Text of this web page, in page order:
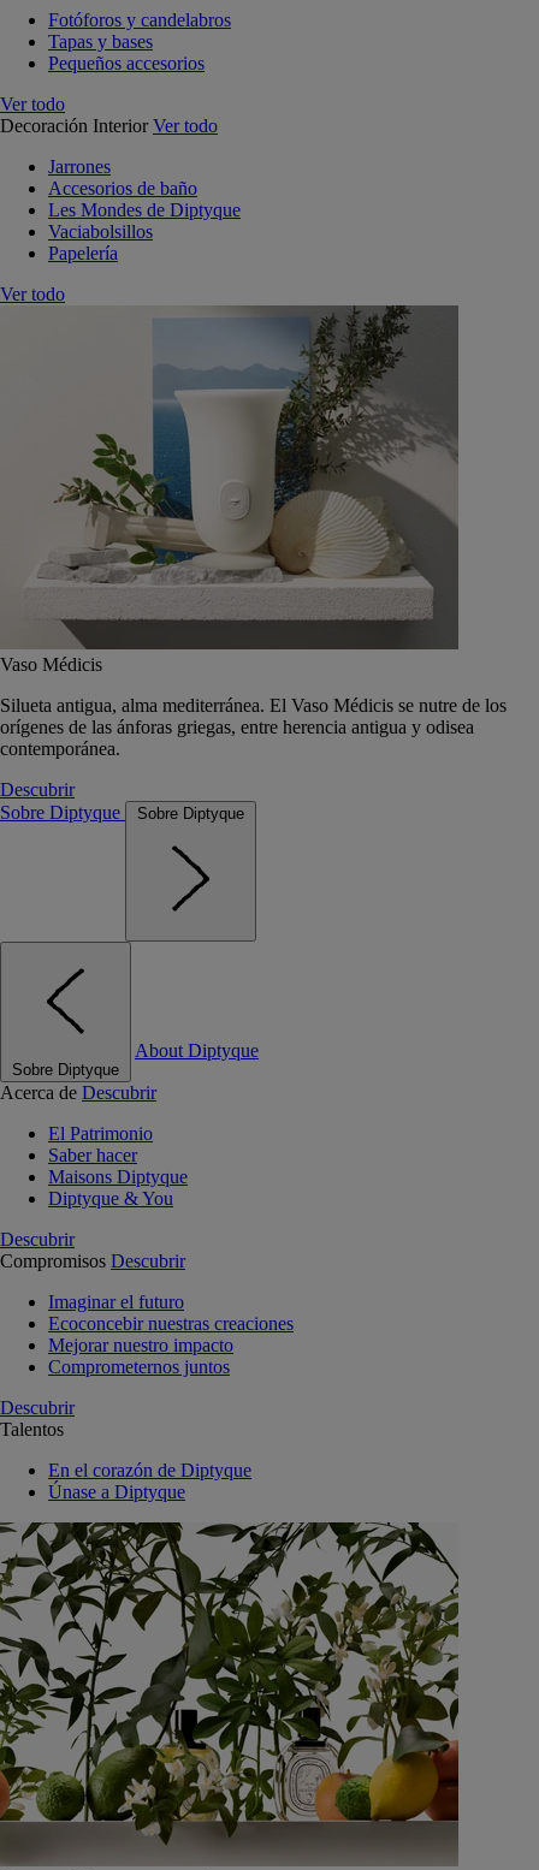
Fotóforos y candelabros
Tapas y bases
Pequeños accesorios
Ver todo
Decoración Interior Ver todo
Jarrones
Accesorios de baño
Les Mondes de Diptyque
Vaciabolsillos
Papelería
Ver todo
Vaso Médicis
Silueta antigua, alma mediterránea. El Vaso Médicis se nutre de los
orígenes de las ánforas griegas, entre herencia antigua y odisea
contemporánea.
Descubrir
Sobre Diptyque
Sobre Diptyque
Sobre Diptyque
About Diptyque
Acerca de Descubrir
El Patrimonio
Saber hacer
Maisons Diptyque
Diptyque & You
Descubrir
Compromisos Descubrir
Imaginar el futuro
Ecoconcebir nuestras creaciones
Mejorar nuestro impacto
Comprometernos juntos
Descubrir
Talentos
En el corazón de Diptyque
Únase a Diptyque